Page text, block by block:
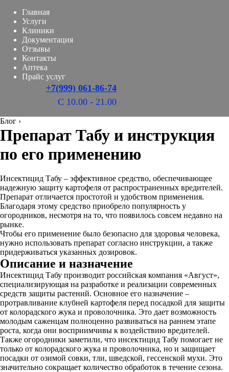
Главная
Услуги
Клиники
Документация
Отзывы
Контакты
Аптека
Прайс услуг
+7(999) 061-86-74
С 10.00 - 21.00
Блог ›
Препарат Табу и инструкция
по его применению
Инсектицид Табу – эффективное средство, обеспечивающее
надежную защиту картофеля от распространенных вредителей.
Препарат отличается простотой и удобством применения.
Благодаря этому средство приобрело популярность у
огородников, несмотря на то, что появилось совсем недавно на
рынке.
Чтобы его применение было безопасно для здоровья человека,
нужно использовать препарат согласно инструкции, а также
придерживаться указанных дозировок.
Описание и назначение
Инсектицид Табу производит российская компания «Август»,
специализирующая на разработке и реализации современных
средств защиты растений. Основное его назначение –
протравливание клубней картофеля перед посадкой для защиты
от колорадского жука и проволочника. Это дает возможность
молодым саженцам полноценно развиваться на раннем этапе
роста, когда они восприимчивы к воздействию вредителей.
Также огородники заметили, что инсектицид Табу помогает не
только от колорадского жука и проволочника, но и защищает
посадки от озимой совки, тли, шведской, гессенской мухи. Это
значительно сокращает количество обработок в течение сезона.